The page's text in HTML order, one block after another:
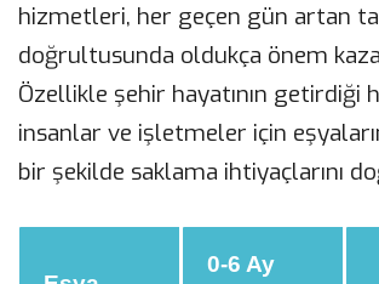
hizmetleri, her geçen gün artan
doğrultusunda oldukça önem
Özellikle şehir hayatının getirdiği
insanlar ve işletmeler için
bir şekilde saklama ihtiyaçlarını
0-6 Ay